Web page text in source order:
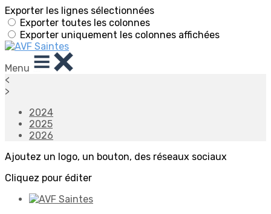
Exporter les lignes sélectionnées
Exporter toutes les colonnes
Exporter uniquement les colonnes affichées
Menu
<
>
2024
2025
2026
Ajoutez un logo, un bouton, des réseaux sociaux
Cliquez pour éditer